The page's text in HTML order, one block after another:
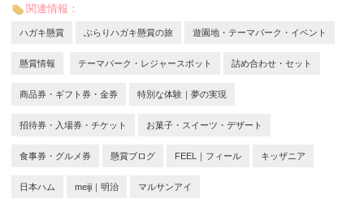
関連情報：
ハガキ懸賞 ぶらりハガキ懸賞の旅 遊園地・テーマパーク・イベント
懸賞情報 テーマパーク・レジャースポット 詰め合わせ・セット
商品券・ギフト券・金券 特別な体験｜夢の実現
招待券・入場券・チケット お菓子・スイーツ・デザート
食事券・グルメ券 懸賞ブログ FEEL｜フィール キッザニア
日本ハム meiji｜明治 マルサンアイ